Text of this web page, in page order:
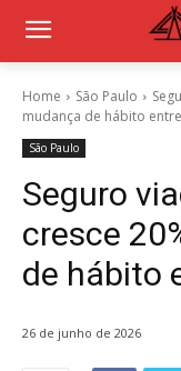
Home São Paulo
mudança de hábito
São Paulo
Seguro
cresce
de hábito
26 de junho de 2026